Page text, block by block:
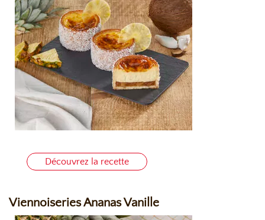
Découvrez la recette
Viennoiseries Ananas Vanille